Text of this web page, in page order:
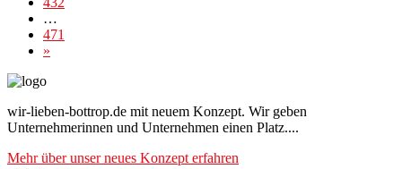
…
471
»
wir-lieben-bottrop.de mit neuem Konzept. Wir geben
Unternehmerinnen und Unternehmen einen Platz....
Mehr über unser neues Konzept erfahren